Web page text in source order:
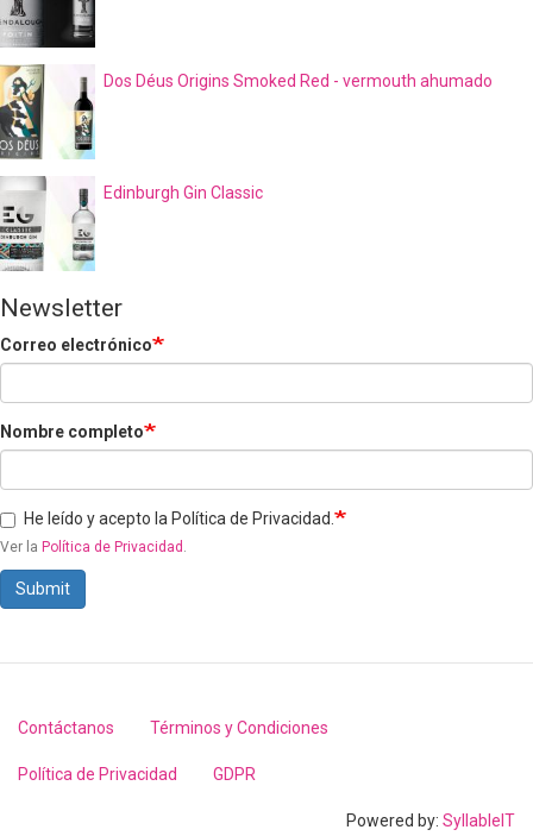
Dos Déus Origins Smoked Red - vermouth ahumado
Edinburgh Gin Classic
Newsletter
Correo electrónico
Nombre completo
He leído y acepto la Política de Privacidad.
Ver la Política de Privacidad .
Submit
Footer
menu
Contáctanos Términos y Condiciones
Política de Privacidad GDPR
Powered by: SyllableIT